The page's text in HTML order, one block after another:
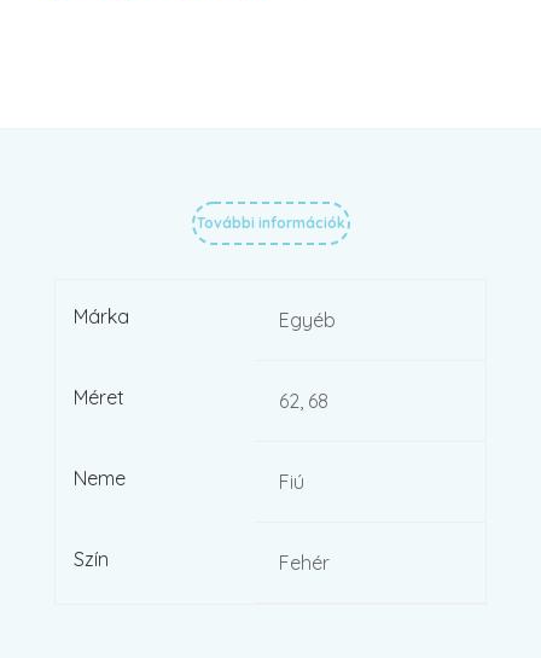
További információk
Márka Egyéb
Méret 62, 68
Neme Fiú
Szín Fehér